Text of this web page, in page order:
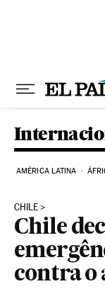
AMÉRICA LATINA
CHILE
Chile
contra o